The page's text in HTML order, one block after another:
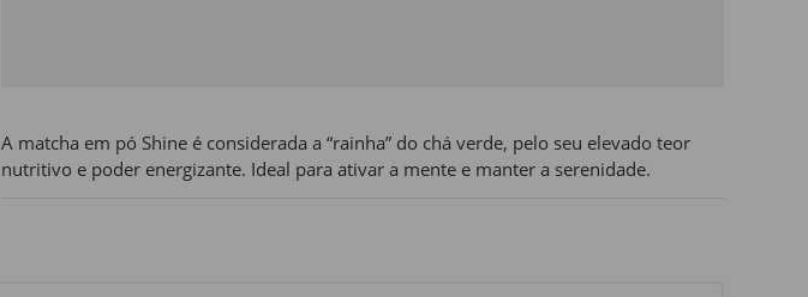
A matcha em pó Shine é considerada a “rainha” do chá verde, pelo seu elevado teor
nutritivo e poder energizante. Ideal para ativar a mente e manter a serenidade.